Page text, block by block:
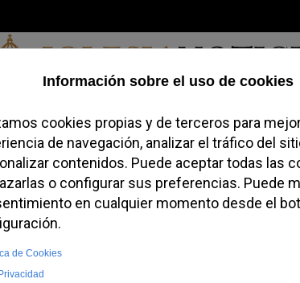
Viernes, 07 de agosto de 2026
Blogs Temas Buscar #JovenesConFe
solidaridad se
en Rivas-